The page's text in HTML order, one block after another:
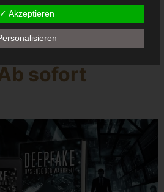
sofort
✓ Akzeptieren